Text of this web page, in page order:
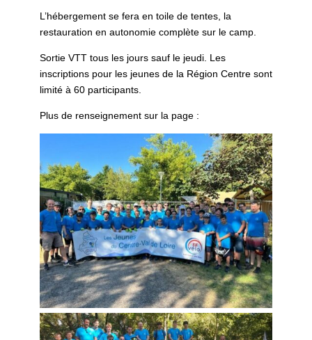
L’hébergement se fera en toile de tentes, la
restauration en autonomie complète sur le camp.
Sortie VTT tous les jours sauf le jeudi. Les
inscriptions pour les jeunes de la Région Centre sont
limité à 60 participants.
Plus de renseignement sur la page :